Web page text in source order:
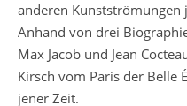
anderen Kunstströmungen
Anhand von drei
Max Jacob und Jean
Kirsch vom Paris der Belle
jener Zeit.